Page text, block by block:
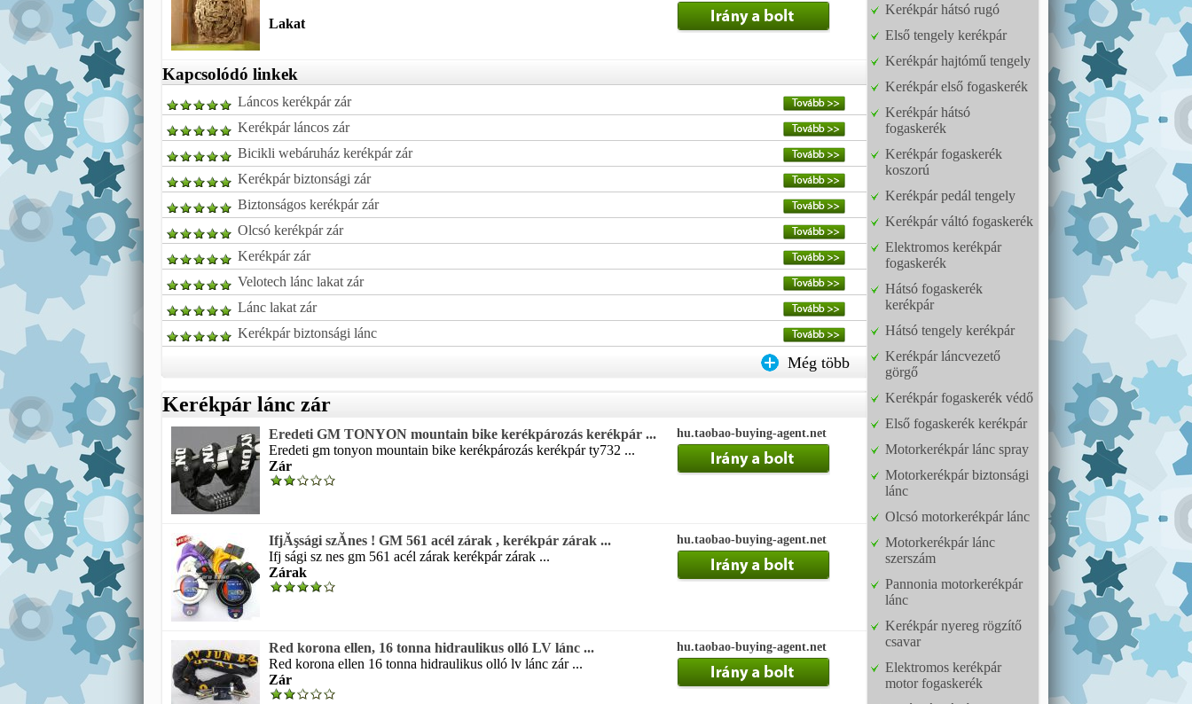
Lakat
Kapcsolódó linkek
Láncos kerékpár zár
Kerékpár láncos zár
Bicikli webáruház kerékpár zár
Kerékpár biztonsági zár
Biztonságos kerékpár zár
Olcsó kerékpár zár
Kerékpár zár
Velotech lánc lakat zár
Lánc lakat zár
Kerékpár biztonsági lánc
Még több
Kerékpár lánc zár
Eredeti GM TONYON mountain bike kerékpározás kerékpár ...
Eredeti gm tonyon mountain bike kerékpározás kerékpár ty732 ...
Zár
hu.taobao-buying-agent.net
IfjĂşsági szĂ­nes ! GM 561 acél zárak , kerékpár zárak ...
Ifj sági sz nes gm 561 acél zárak kerékpár zárak ...
Zárak
hu.taobao-buying-agent.net
Red korona ellen, 16 tonna hidraulikus olló LV lánc ...
Red korona ellen 16 tonna hidraulikus olló lv lánc zár ...
Zár
hu.taobao-buying-agent.net
Kerékpár hátsó rugó
Első tengely kerékpár
Kerékpár hajtómű tengely
Kerékpár első fogaskerék
Kerékpár hátsó
fogaskerék
Kerékpár fogaskerék
koszorú
Kerékpár pedál tengely
Kerékpár váltó fogaskerék
Elektromos kerékpár
fogaskerék
Hátsó fogaskerék
kerékpár
Hátsó tengely kerékpár
Kerékpár láncvezető
görgő
Kerékpár fogaskerék védő
Első fogaskerék kerékpár
Motorkerékpár lánc spray
Motorkerékpár biztonsági
lánc
Olcsó motorkerékpár lánc
Motorkerékpár lánc
szerszám
Pannonia motorkerékpár
lánc
Kerékpár nyereg rögzítő
csavar
Elektromos kerékpár
motor fogaskerék